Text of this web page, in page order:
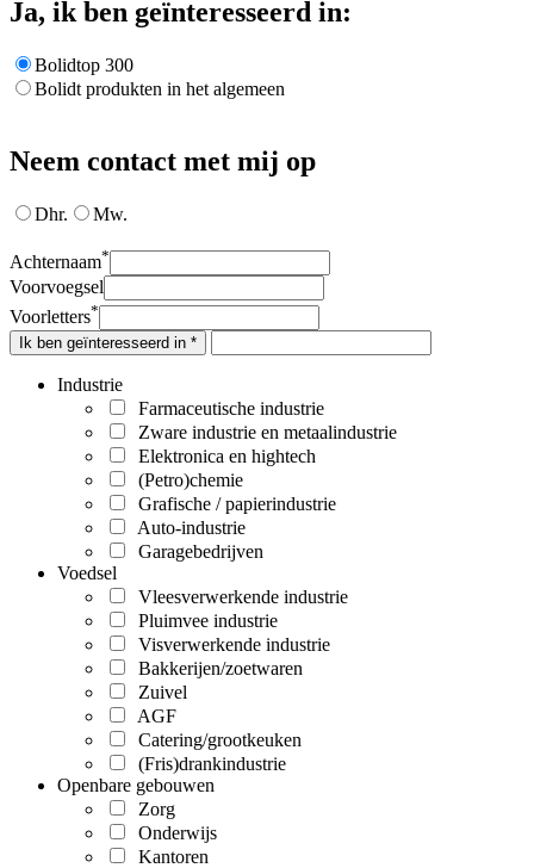
Ja, ik ben geïnteresseerd in:
Bolidtop 300
Bolidt produkten in het algemeen
Neem contact met mij op
Dhr. Mw.
Achternaam*
Voorvoegsel
Voorletters*
Ik ben geïnteresseerd in *
Industrie
Farmaceutische industrie
Zware industrie en metaalindustrie
Elektronica en hightech
(Petro)chemie
Grafische / papierindustrie
Auto-industrie
Garagebedrijven
Voedsel
Vleesverwerkende industrie
Pluimvee industrie
Visverwerkende industrie
Bakkerijen/zoetwaren
Zuivel
AGF
Catering/grootkeuken
(Fris)drankindustrie
Openbare gebouwen
Zorg
Onderwijs
Kantoren